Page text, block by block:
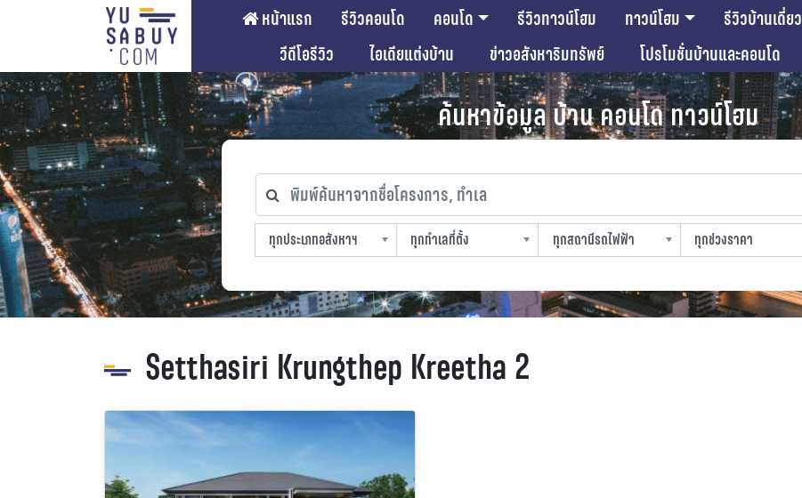
หน้าแรก รีวิวคอนโด คอนโด รีวิวทาวน์โฮม ทาวน์โฮม รีวิวบ้านเดี่ยว
วีดีโอรีวิว
ไอเดียแต่งบ้าน ข่าวอสังหาริมทรัพย์ โปรโมชั่นบ้านและคอนโด
ค้นหาข้อมูล บ้าน คอนโด ทาวน์โฮม
พิมพ์ค้นหาจากชื่อโครงการ, ทำเล
ทุกประเภทอสังหาฯ
ทุกประเภทอสังหาฯ
ทุกทำเลที่ตั้ง
ทุกทำเลที่ตั้ง
ทุกสถานีรถไฟฟ้า
ทุกสถานีรถไฟฟ้า
ทุกช่วงราคา
ทุกช่วงราคา
Setthasiri Krungthep Kreetha 2